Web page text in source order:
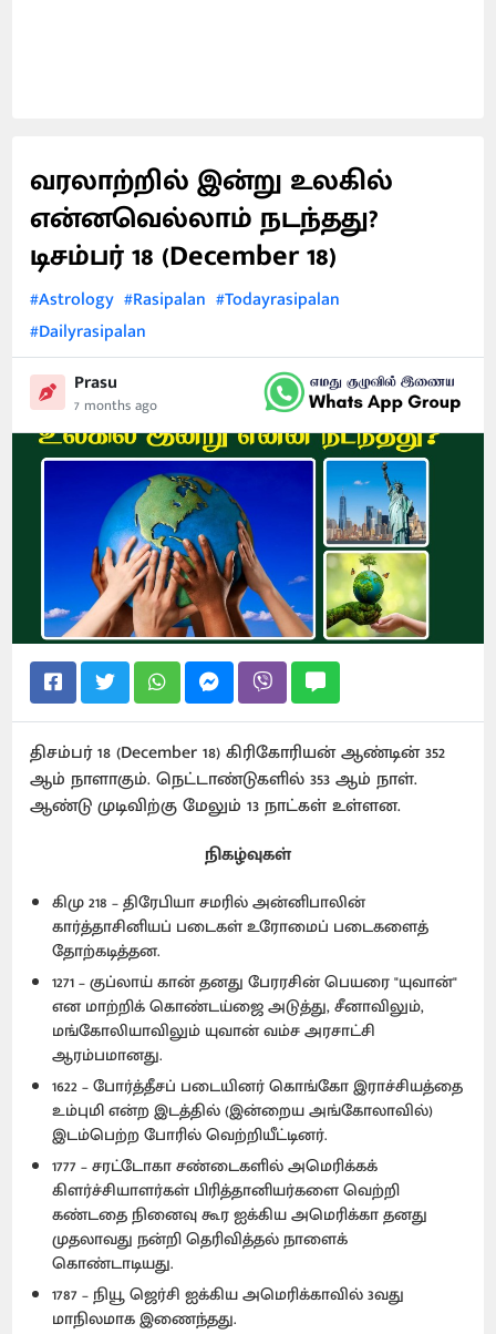
வரலாற்றில் இன்று உலகில்
என்னவெல்லாம் நடந்தது?
டிசம்பர் 18 (December 18)
#Astrology #Rasipalan #Todayrasipalan
#Dailyrasipalan
Prasu
7 months ago
திசம்பர் 18 (December 18) கிரிகோரியன் ஆண்டின் 352
ஆம் நாளாகும். நெட்டாண்டுகளில் 353 ஆம் நாள்.
ஆண்டு முடிவிற்கு மேலும் 13 நாட்கள் உள்ளன.
நிகழ்வுகள்
கிமு 218 – திரேபியா சமரில் அன்னிபாலின்
கார்த்தாசினியப் படைகள் உரோமைப் படைகளைத்
தோற்கடித்தன.
1271 – குப்லாய் கான் தனது பேரரசின் பெயரை "யுவான்"
என மாற்றிக் கொண்டய்ஜை அடுத்து, சீனாவிலும்,
மங்கோலியாவிலும் யுவான் வம்ச அரசாட்சி
ஆரம்பமானது.
1622 – போர்த்தீசப் படையினர் கொங்கோ இராச்சியத்தை
உம்புமி என்ற இடத்தில் (இன்றைய அங்கோலாவில்)
இடம்பெற்ற போரில் வெற்றியீட்டினர்.
1777 – சரட்டோகா சண்டைகளில் அமெரிக்கக்
கிளர்ச்சியாளர்கள் பிரித்தானியர்களை வெற்றி
கண்டதை நினைவு கூர ஐக்கிய அமெரிக்கா தனது
முதலாவது நன்றி தெரிவித்தல் நாளைக்
கொண்டாடியது.
1787 – நியூ ஜெர்சி ஐக்கிய அமெரிக்காவில் 3வது
மாநிலமாக இணைந்தது.